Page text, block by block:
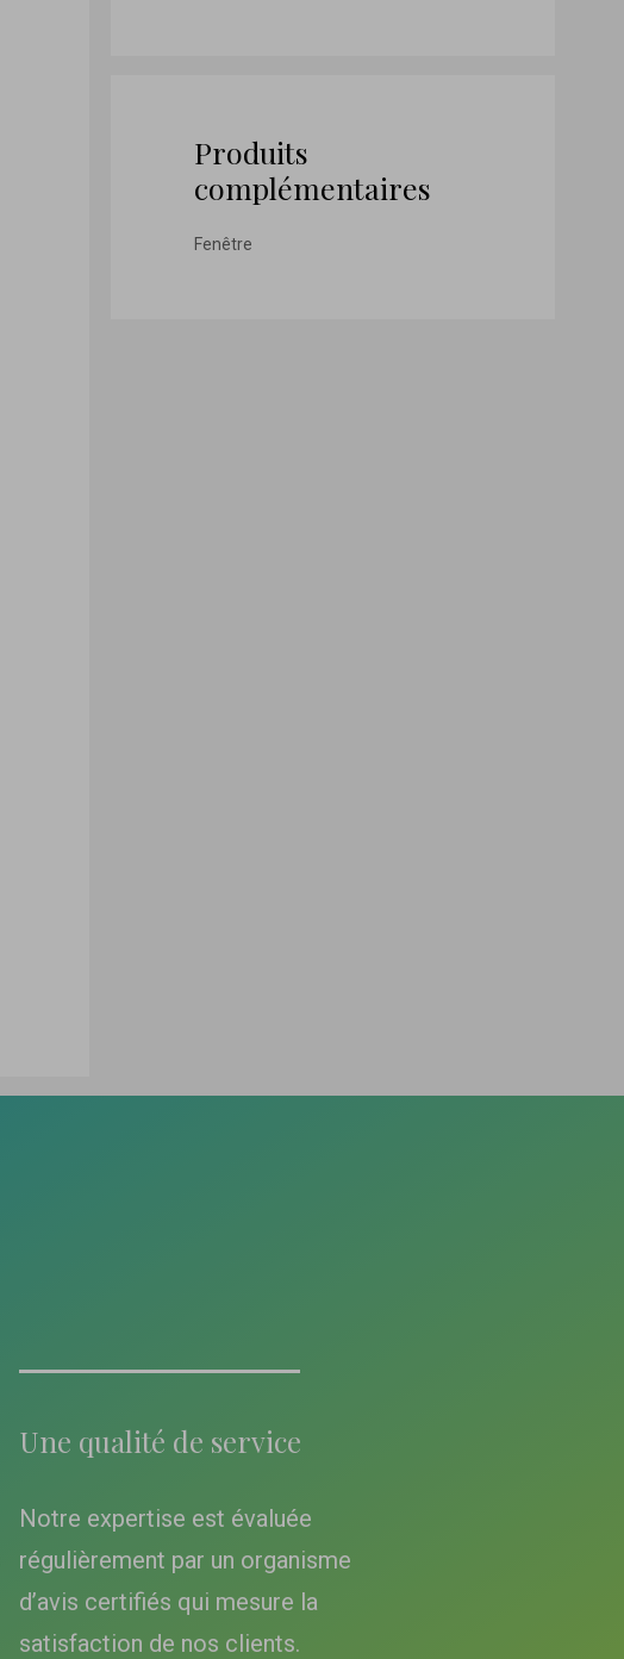
Produits
complémentaires
Fenêtre
Une qualité de service
Notre expertise est évaluée
régulièrement par un organisme
d’avis certifiés qui mesure la
satisfaction de nos clients.